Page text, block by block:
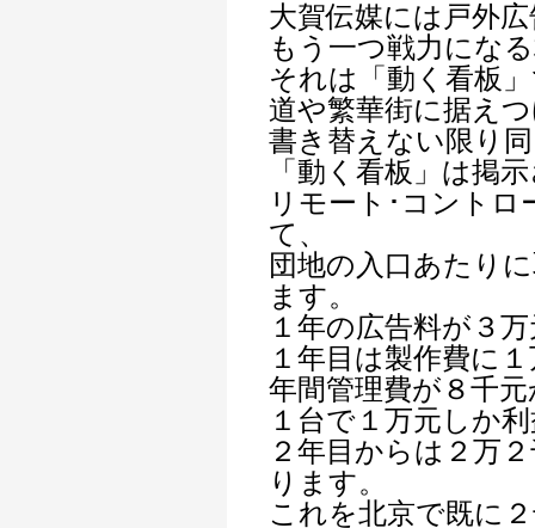
大賀伝媒には戸外
もう一つ戦力にな
それは「動く看板
道や繁華街に据え
書き替えない限り
「動く看板」は掲
リモート･コント
て、
団地の入口あたり
ます。
１年の広告料が３
１年目は製作費に
年間管理費が８千
１台で１万元しか
２年目からは２万
ります。
これを北京で既に